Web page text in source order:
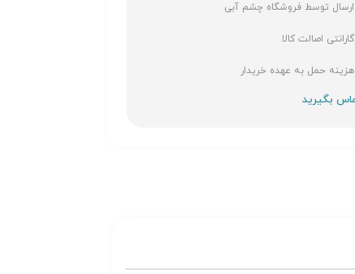
ارسال توسط فروشگاه چشم آبی
گارانتی اصالت کالا
هزینه حمل به عهده خریدار